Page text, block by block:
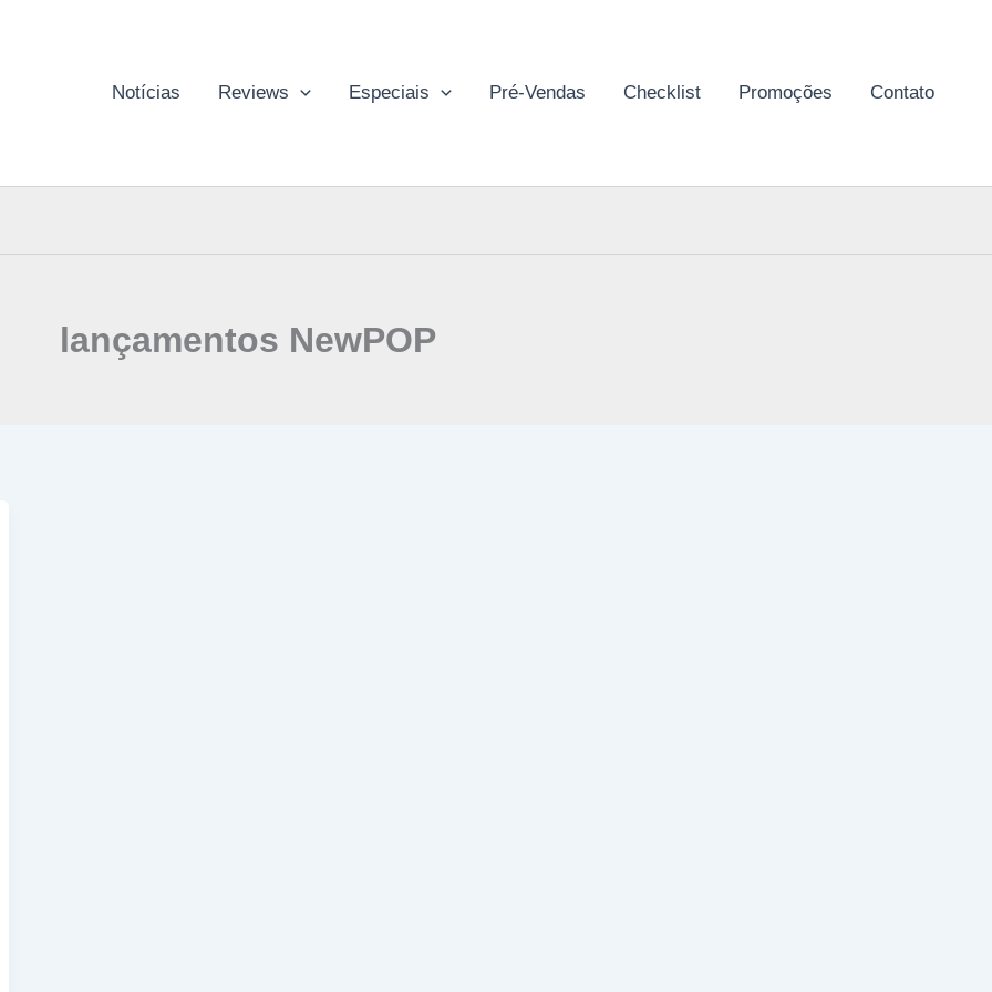
Notícias Reviews Especiais Pré-Vendas Checklist Promoções Contato
lançamentos NewPOP